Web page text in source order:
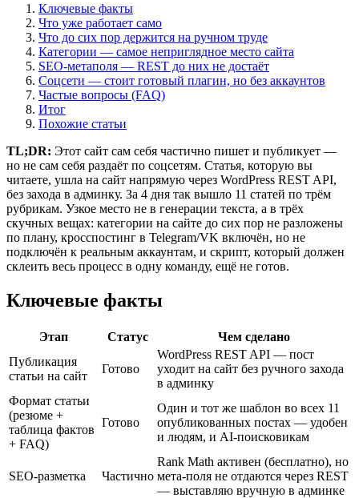
Ключевые факты
Что уже работает само
Что до сих пор держится на ручном труде
Категории — самое неприглядное место сайта
SEO-метаполя — REST до них не достаёт
Соцсети — стоит готовый плагин, но без аккаунтов
Частые вопросы (FAQ)
Итог
Похожие статьи
TL;DR: Этот сайт сам себя частично пишет и публикует —
но не сам себя раздаёт по соцсетям. Статья, которую вы
читаете, ушла на сайт напрямую через WordPress REST API,
без захода в админку. За 4 дня так вышло 11 статей по трём
рубрикам. Узкое место не в генерации текста, а в трёх
скучных вещах: категории на сайте до сих пор не разложены
по плану, кросспостинг в Telegram/VK включён, но не
подключён к реальным аккаунтам, и скрипт, который должен
склеить весь процесс в одну команду, ещё не готов.
Ключевые факты
Этап Статус
Чем сделано
Публикация
статьи на сайт
Готово
WordPress REST API — пост
уходит на сайт без ручного захода
в админку
Формат статьи
(резюме +
таблица фактов
+ FAQ)
Готово
Один и тот же шаблон во всех 11
опубликованных постах — удобен
и людям, и AI-поисковикам
SEO-разметка Частично
Rank Math активен (бесплатно), но
мета-поля не отдаются через REST
— выставляю вручную в админке